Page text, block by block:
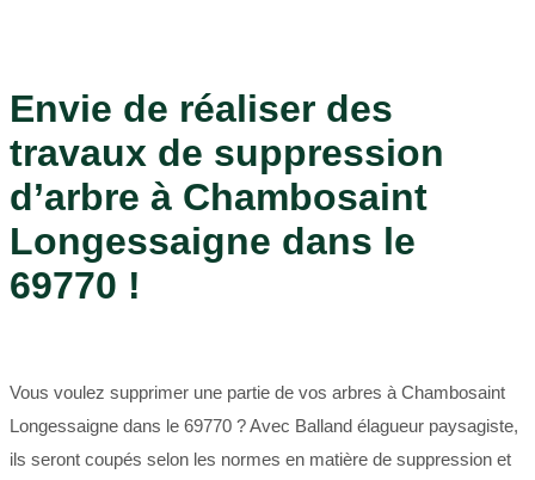
Envie de réaliser des
travaux de suppression
d’arbre à Chambosaint
Longessaigne dans le
69770 !
Vous voulez supprimer une partie de vos arbres à Chambosaint
Longessaigne dans le 69770 ? Avec Balland élagueur paysagiste,
ils seront coupés selon les normes en matière de suppression et